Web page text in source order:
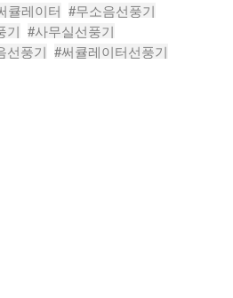
큘레이터 #무소음선풍기
기 #사무실선풍기
선풍기 #써큘레이터선풍기